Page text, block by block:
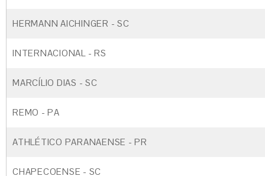
HERMANN AICHINGER - SC
INTERNACIONAL - RS
MARCÍLIO DIAS - SC
REMO - PA
ATHLÉTICO PARANAENSE - PR
CHAPECOENSE - SC